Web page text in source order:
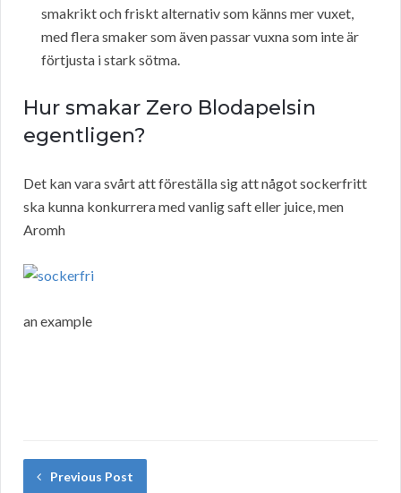
smakrikt och friskt alternativ som känns mer vuxet,
med flera smaker som även passar vuxna som inte är
förtjusta i stark sötma.
Hur smakar Zero Blodapelsin
egentligen?
Det kan vara svårt att föreställa sig att något sockerfritt
ska kunna konkurrera med vanlig saft eller juice, men
Aromh
an example
Previous Post